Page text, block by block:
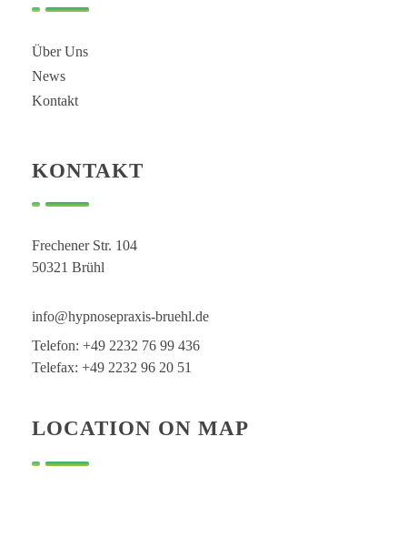
Über Uns
News
Kontakt
KONTAKT
Frechener Str. 104
50321 Brühl
info@hypnosepraxis-bruehl.de
Telefon: +49 2232 76 99 436
Telefax: +49 2232 96 20 51
LOCATION ON MAP